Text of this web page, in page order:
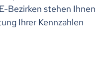
Bezirken stehen Ihnen
Ihrer Kennzahlen